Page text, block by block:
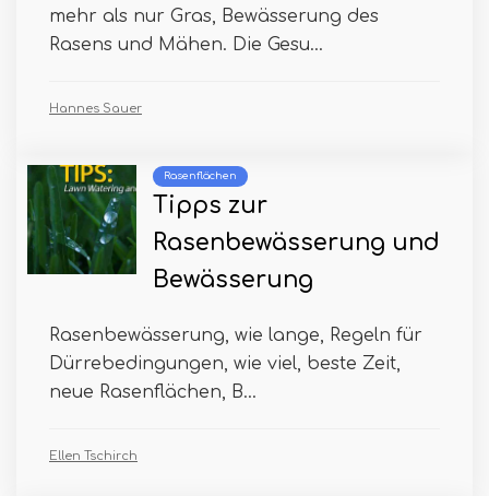
mehr als nur Gras, Bewässerung des
Rasens und Mähen. Die Gesu...
Hannes Sauer
Rasenflächen
Tipps zur
Rasenbewässerung und
Bewässerung
Rasenbewässerung, wie lange, Regeln für
Dürrebedingungen, wie viel, beste Zeit,
neue Rasenflächen, B...
Ellen Tschirch